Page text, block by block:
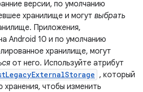
версии, по умолчанию
хранилище и могут выбрать
Приложения,
Android 10 и по умолчанию
хранилище, могут
от него. Используйте атрибут
, который
хранения, чтобы изменить